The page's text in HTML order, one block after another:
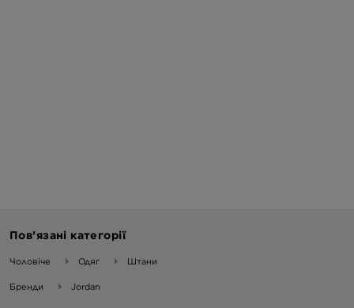
Пов’язані категорії
Чоловіче Одяг Штани
Бренди Jordan